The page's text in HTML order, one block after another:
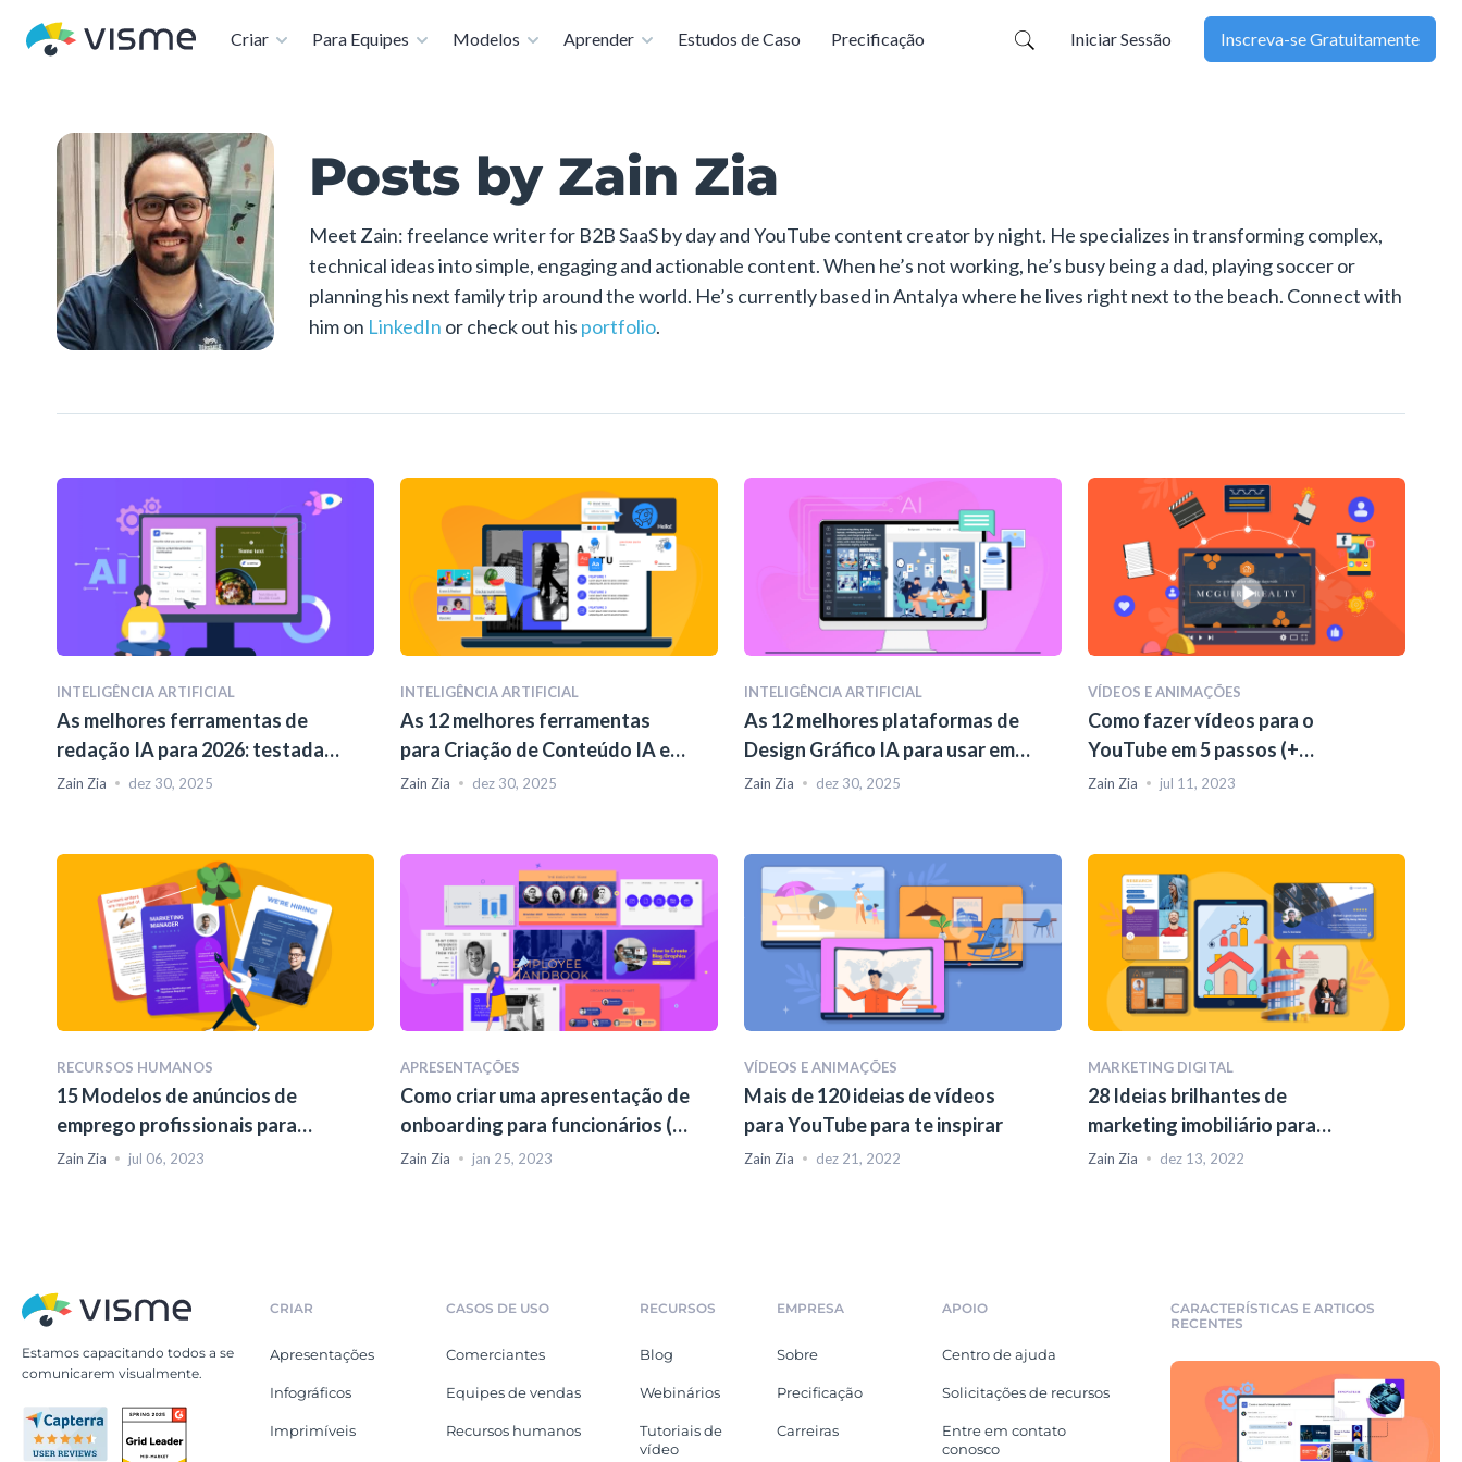
Criar Para Equipes Modelos Aprender Estudos de Caso Precificação Iniciar Sessão Inscreva-se Gratuitamente
Posts by Zain Zia
Meet Zain: freelance writer for B2B SaaS by day and YouTube content creator by night. He specializes in transforming complex,
technical ideas into simple, engaging and actionable content. When he’s not working, he’s busy being a dad, playing soccer or
planning his next family trip around the world. He’s currently based in Antalya where he lives right next to the beach. Connect with
him on LinkedIn or check out his portfolio.
INTELIGÊNCIA ARTIFICIAL
As melhores ferramentas de
redação IA para 2026: testadas e
avaliadas
Zain Zia dez 30, 2025
INTELIGÊNCIA ARTIFICIAL
As 12 melhores ferramentas
para Criação de Conteúdo IA em
2026
Zain Zia dez 30, 2025
INTELIGÊNCIA ARTIFICIAL
As 12 melhores plataformas de
Design Gráfico IA para usar em
2026
Zain Zia dez 30, 2025
VÍDEOS E ANIMAÇÕES
Como fazer vídeos para o
YouTube em 5 passos (+
modelos)
Zain Zia jul 11, 2023
RECURSOS HUMANOS
15 Modelos de anúncios de
emprego profissionais para
atrair os melhores candidatos
Zain Zia jul 06, 2023
APRESENTAÇÕES
Como criar uma apresentação de
onboarding para funcionários (+
modelos)
Zain Zia jan 25, 2023
VÍDEOS E ANIMAÇÕES
Mais de 120 ideias de vídeos
para YouTube para te inspirar
Zain Zia dez 21, 2022
MARKETING DIGITAL
28 Ideias brilhantes de
marketing imobiliário para
alavancar seu negócio
Zain Zia dez 13, 2022
Estamos capacitando todos a se
comunicarem visualmente.
CRIAR
Apresentações
Infográficos
Imprimíveis
CASOS DE USO
Comerciantes
Equipes de vendas
Recursos humanos
RECURSOS
Blog
Webinários
Tutoriais de
vídeo
EMPRESA
Sobre
Precificação
Carreiras
APOIO
Centro de ajuda
Solicitações de recursos
Entre em contato
conosco
CARACTERÍSTICAS E ARTIGOS
RECENTES